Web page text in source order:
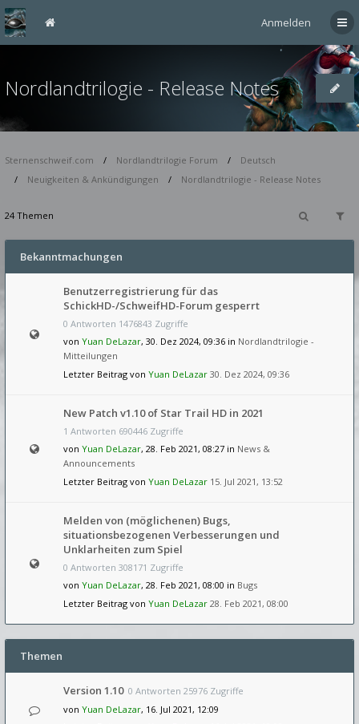
Anmelden
Nordlandtrilogie - Release Notes
Sternenschweif.com Nordlandtrilogie Forum
Deutsch
Neuigkeiten & Ankündigungen
Nordlandtrilogie - Release Notes
24 Themen
Bekanntmachungen
Benutzerregistrierung für das
SchickHD-/SchweifHD-Forum gesperrt
0 Antworten 1476843 Zugriffe
von Yuan DeLazar, 30. Dez 2024, 09:36 in Nordlandtrilogie -
Mitteilungen
Letzter Beitrag von Yuan DeLazar 30. Dez 2024, 09:36
New Patch v1.10 of Star Trail HD in 2021
1 Antworten 690446 Zugriffe
von Yuan DeLazar, 28. Feb 2021, 08:27 in News &
Announcements
Letzter Beitrag von Yuan DeLazar 15. Jul 2021, 13:52
Melden von (möglichenen) Bugs,
situationsbezogenen Verbesserungen und
Unklarheiten zum Spiel
0 Antworten 308171 Zugriffe
von Yuan DeLazar, 28. Feb 2021, 08:00 in Bugs
Letzter Beitrag von Yuan DeLazar 28. Feb 2021, 08:00
Themen
Version 1.10 0 Antworten 25976 Zugriffe
von Yuan DeLazar, 16. Jul 2021, 12:09